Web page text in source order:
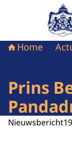
Home
Prins
Nieuwsbericht